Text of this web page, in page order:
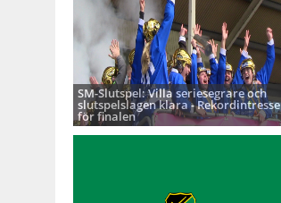
SM-Slutspel: Villa seriesegrare och
slutspelslagen klara - Rekordintresse
för finalen